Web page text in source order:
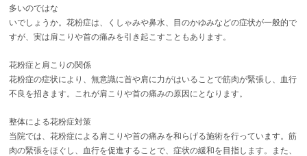
多いのではな
いでしょうか。花粉症は、くしゃみや鼻水、目のかゆみなどの症状が一般的で
すが、実は肩こりや首の痛みを引き起こすこともあります。
花粉症と肩こりの関係
花粉症の症状により、無意識に首や肩に力がはいることで筋肉が緊張し、血行
不良を招きます。これが肩こりや首の痛みの原因にとなります。
整体による花粉症対策
当院では、花粉症による肩こりや首の痛みを和らげる施術を行っています。筋
肉の緊張をほぐし、血行を促進することで、症状の緩和を目指します。また、